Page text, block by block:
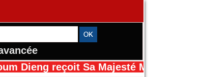
reçoit Sa Majesté Mansah Cissé au